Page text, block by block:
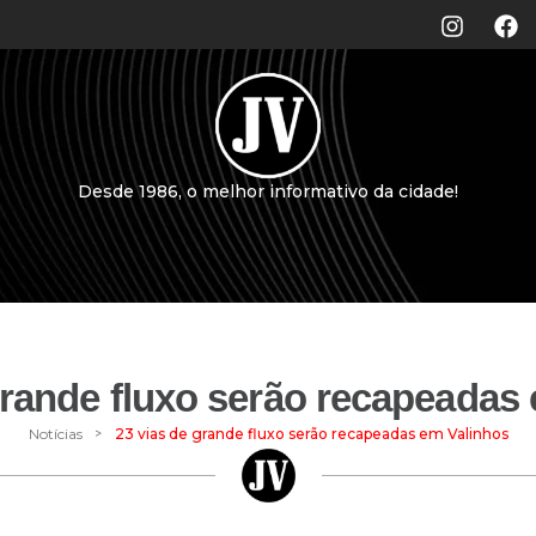
Desde 1986, o melhor informativo da cidade!
fluxo serão recapeadas
Notícias > 23 vias de grande fluxo serão recapeadas em Valinhos